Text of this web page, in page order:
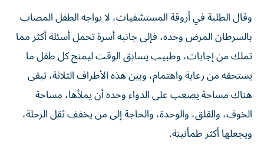
وقال الطلبة في أروقة المستشفيات، لا يواجه الطفل المصاب
بالسرطان المرض وحده، فإلى جانبه أسرة تحمل أسئلة أكثر مما
تملك من إجابات، وطبيب يسابق الوقت ليمنح كل طفل ما
يستحقه من رعاية واهتمام، وبين هذه الأطراف الثلاثة، تبقى
هناك مساحة يصعب على الدواء وحده أن يملأها، مساحة
الخوف، والقلق، والوحدة، والحاجة إلى من يخفف ثقل الرحلة،
ويجعلها أكثر طمأنينة.